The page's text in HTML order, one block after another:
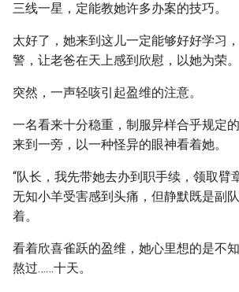
三线一星，定能教她许多办案的技巧。
太好了，她来到这儿一定能够好好学习
警，让老爸在天上感到欣慰，以她为荣。
突然，一声轻咳引起盈维的注意。
一名看来十分稳重，制服异样合乎规定
来到一旁，以一种怪异的眼神看着她。
“队长，我先带她去办到职手续，领取臂
无知小羊受害感到头痛，但静默既是副
着。
看着欣喜雀跃的盈维，她心里想的是不
熬过……十天。